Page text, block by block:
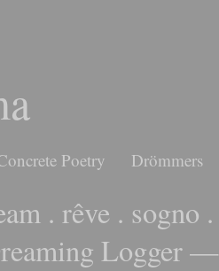
Poetry Drömmers
. rêve . sogno
Logger